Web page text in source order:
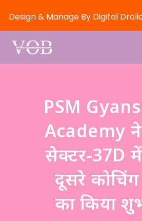
PSM
Academy ने
सेक्टर-37D
दूसरे
का किया
Design & Manage By Digital